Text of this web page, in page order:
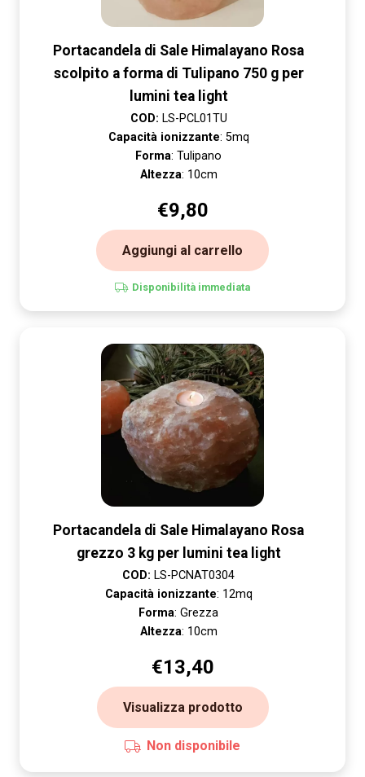
Portacandela di Sale Himalayano Rosa
scolpito a forma di Tulipano 750 g per
lumini tea light
COD: LS-PCL01TU
Capacità ionizzante: 5mq
Forma: Tulipano
Altezza: 10cm
€9,80
Aggiungi al carrello
Disponibilità immediata
Portacandela di Sale Himalayano Rosa
grezzo 3 kg per lumini tea light
COD: LS-PCNAT0304
Capacità ionizzante: 12mq
Forma: Grezza
Altezza: 10cm
€13,40
Visualizza prodotto
Non disponibile